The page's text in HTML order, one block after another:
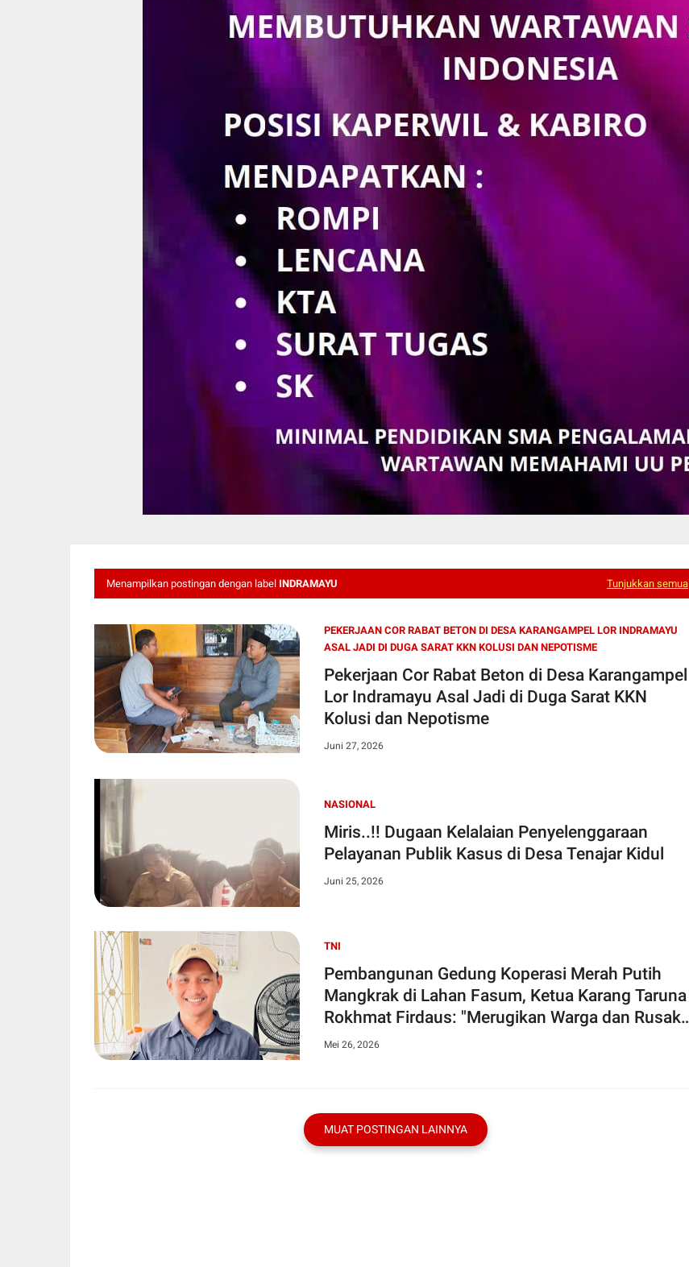
Menampilkan postingan dengan label INDRAMAYU Tunjukkan semua
PEKERJAAN COR RABAT BETON DI DESA KARANGAMPEL LOR INDRAMAYU
ASAL JADI DI DUGA SARAT KKN KOLUSI DAN NEPOTISME
Pekerjaan Cor Rabat Beton di Desa Karangampel
Lor Indramayu Asal Jadi di Duga Sarat KKN
Kolusi dan Nepotisme
Juni 27, 2026
NASIONAL
Miris..!! Dugaan Kelalaian Penyelenggaraan
Pelayanan Publik Kasus di Desa Tenajar Kidul
Juni 25, 2026
TNI
Pembangunan Gedung Koperasi Merah Putih
Mangkrak di Lahan Fasum, Ketua Karang Taruna
Rokhmat Firdaus: "Merugikan Warga dan Rusak
Aset Bersama"
Mei 26, 2026
MUAT POSTINGAN LAINNYA